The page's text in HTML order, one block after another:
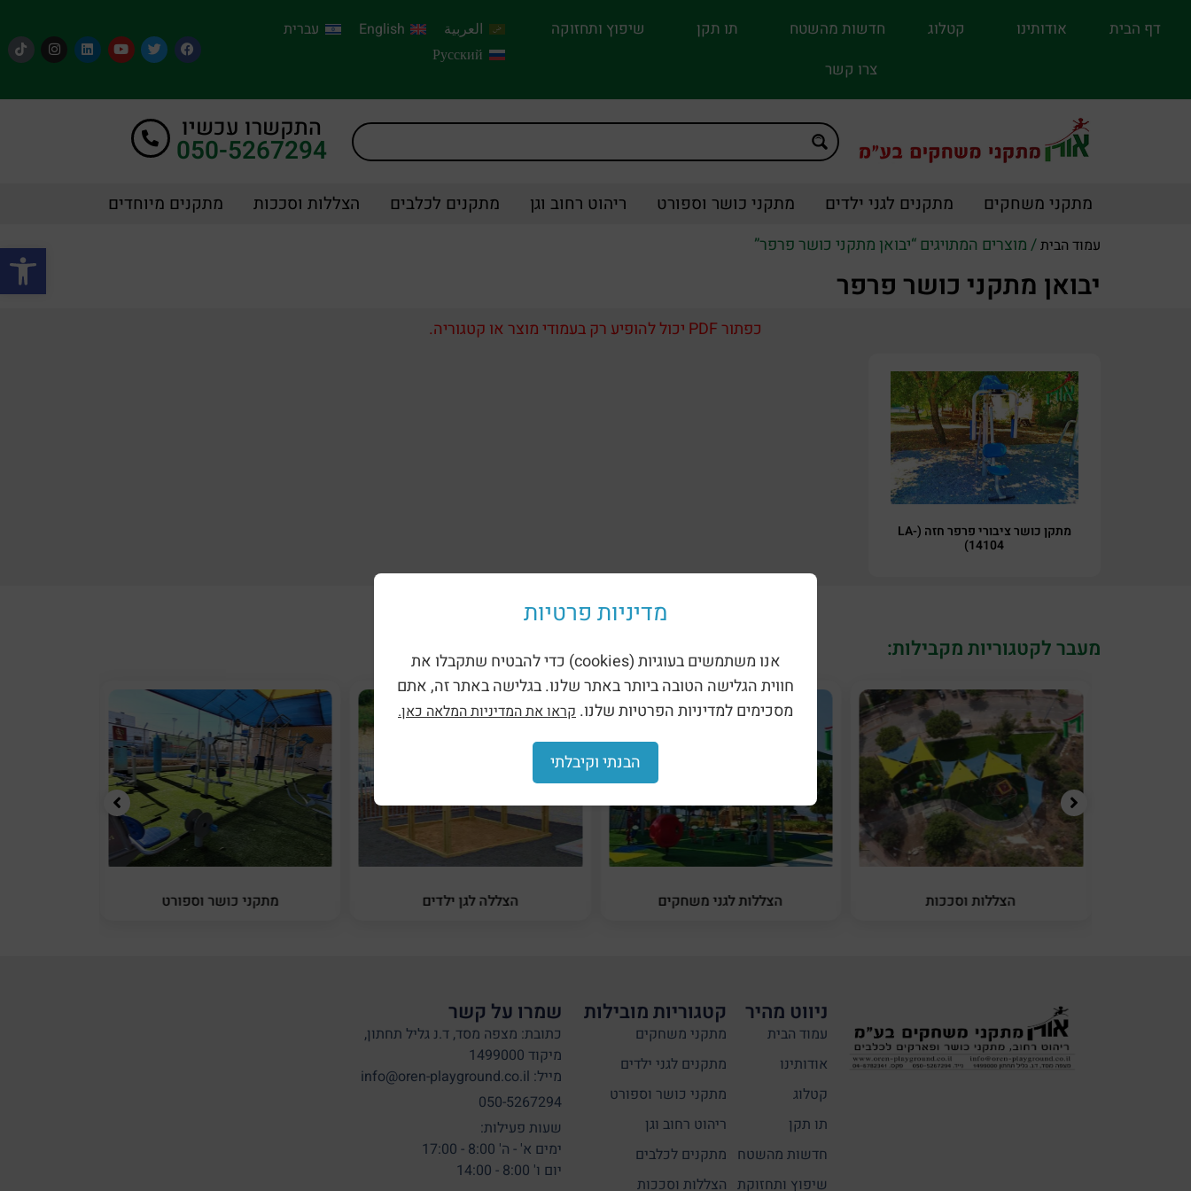
פתח
דף הבית אודותינו קטלוג חדשות מהשטח תו תקן
שיפוץ ותחזוקה
צרו קשר
العربية English
עברית
Русский
התקשרו עכשיו
050-5267294
מתקני משחקים מתקנים לגני ילדים מתקני כושר וספורט ריהוט רחוב וגן מתקנים לכלבים הצללות וסככות מתקנים מיוחדים
עמוד הבית/ מוצרים המתויגים “יבואן מתקני כושר פרפר”
יבואן מתקני כושר פרפר
כפתור PDF יכול להופיע רק בעמודי מוצר או קטגוריה.
מתקן כושר ציבורי פרפר חזה (LA-
14104)
מעבר לקטגוריות מקבילות:
הצללות וסככות הצללות לגני משחקים הצללה לגן ילדים מתקני כושר וספורט
ניווט מהיר
עמוד הבית
אודותינו
קטלוג
תו תקן
חדשות מהשטח
שיפוץ ותחזוקת
קטגוריות מובילות
מתקני משחקים
מתקנים לגני ילדים
מתקני כושר וספורט
ריהוט רחוב וגן
מתקנים לכלבים
הצללות וסככות
שמרו על קשר
כתובת: מצפה מסד, ד.נ גליל תחתון,
מיקוד 1499000
מייל: info@oren-playground.co.il
050-5267294
שעות פעילות:
ימים א' - ה' 8:00 - 17:00
יום ו' 8:00 - 14:00
מדיניות פרטיות
אנו משתמשים בעוגיות (cookies) כדי להבטיח שתקבלו את
חווית הגלישה הטובה ביותר באתר שלנו. בגלישה באתר זה, אתם
מסכימים למדיניות הפרטיות שלנו. קראו את המדיניות המלאה כאן.
הבנתי וקיבלתי